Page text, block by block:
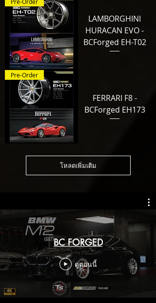
LAMBORGHINI
HURACAN EVO -
BCForged EH-T02
Pre-Order
FERRARI F8 -
BCForged EH173
โหลดเพิ่มเติม
BC FORGED
ดูตอนนี้